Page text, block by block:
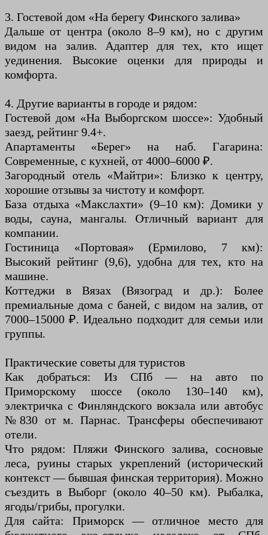
3. Гостевой дом «На берегу Финского залива»
Дальше от центра (около 8–9 км), но с другим
видом на залив. Адаптер для тех, кто ищет
уединения. Высокие оценки для природы и
комфорта.
4. Другие варианты в городе и рядом:
Гостевой дом «На Выборгском шоссе»: Удобный
заезд, рейтинг 9.4+.
Апартаменты «Берег» на наб. Гагарина:
Современные, с кухней, от 4000–6000 ₽.
Загородный отель «Майтри»: Близко к центру,
хорошие отзывы за чистоту и комфорт.
База отдыха «Макслахти» (9–10 км): Домики у
воды, сауна, мангалы. Отличный вариант для
компании.
Гостиница «Портовая» (Ермилово, 7 км):
Высокий рейтинг (9,6), удобна для тех, кто на
машине.
Коттеджи в Вязах (Вязоград и др.): Более
премиальные дома с баней, с видом на залив, от
7000–15000 ₽. Идеально подходит для семьи или
группы.
Практические советы для туристов
Как добраться: Из СПб — на авто по
Приморскому шоссе (около 130–140 км),
электричка с Финляндского вокзала или автобус
№830 от м. Парнас. Трансферы обеспечивают
отели.
Что рядом: Пляжи Финского залива, сосновые
леса, руины старых укреплений (исторический
контекст — бывшая финская территория). Можно
съездить в Выборг (около 40–50 км). Рыбалка,
ягоды/грибы, прогулки.
Для сайта: Приморск — отличное место для